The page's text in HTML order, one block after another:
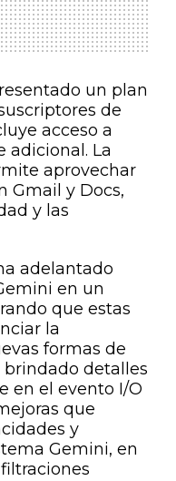
un plan
de
acceso a
adicional. La
aprovechar
Gmail y Docs,
y las
adelantado
en un
que estas
la
formas de
detalles
en el evento I/O
que
y
Gemini, en